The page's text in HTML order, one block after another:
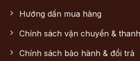
Hướng dấn mua hàng
Chính sách vận chuyển &
Chính sách bảo hành & đổi trả